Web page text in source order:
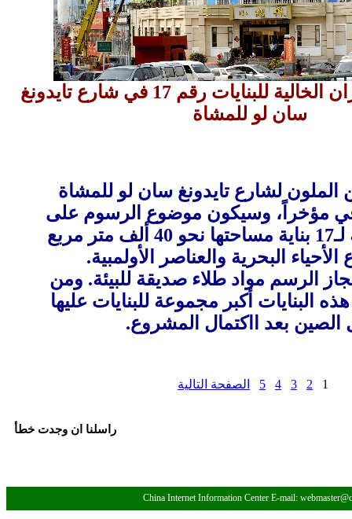
رسوم على الجدران الخالية للبنايات رقم 17 في شارع تايدونغ
سان لو للمشاة
الملون لشارع تايدونغ سان لو للمشاة
في مؤخراً، وسيكون موضوع الرسوم على
الجدران الخارجية لـ17 بناية مساحتها نحو 40 ألف متر مربع
البحرية والعناصر الأولمبية.
الرسم مواد طلاء صديقة للبيئة. ومن
البنايات أكبر مجموعة للبنايات عليها
بعد ااكتمال المشروع.
1
2
3
4
5 الصفحة التالية
راسلنا ان وجدت خطأ
China Internet Information Center E-mail: